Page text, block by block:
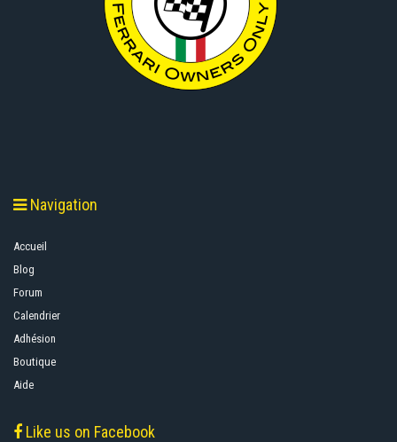
Navigation
Accueil
Blog
Forum
Calendrier
Adhésion
Boutique
Aide
Like us on Facebook